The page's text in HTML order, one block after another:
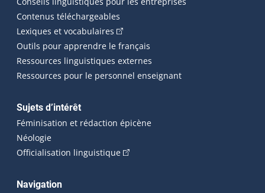
Contenus téléchargeables
Lexiques et vocabulaires (Cet hyperlien externe s'ouvrira
Outils pour apprendre le français
Ressources linguistiques externes
Ressources pour le personnel enseignant
Sujets d’intérêt
Féminisation et rédaction épicène
Néologie
Officialisation linguistique(Cet hyperlien externe s'ouvrira
Navigation